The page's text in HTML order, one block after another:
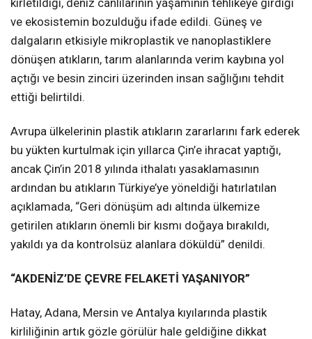
ve ekosistemin bozulduğu ifade edildi. Güneş ve
dalgaların etkisiyle mikroplastik ve nanoplastiklere
dönüşen atıkların, tarım alanlarında verim kaybına yol
açtığı ve besin zinciri üzerinden insan sağlığını tehdit
ettiği belirtildi.
Avrupa ülkelerinin plastik atıkların zararlarını fark ederek
bu yükten kurtulmak için yıllarca Çin’e ihracat yaptığı,
ancak Çin’in 2018 yılında ithalatı yasaklamasının
ardından bu atıkların Türkiye’ye yöneldiği hatırlatılan
açıklamada, “Geri dönüşüm adı altında ülkemize
getirilen atıkların önemli bir kısmı doğaya bırakıldı,
yakıldı ya da kontrolsüz alanlara döküldü” denildi.
“AKDENİZ’DE ÇEVRE FELAKETİ YAŞANIYOR”
Hatay, Adana, Mersin ve Antalya kıyılarında plastik
kirliliğinin artık gözle görülür hale geldiğine dikkat